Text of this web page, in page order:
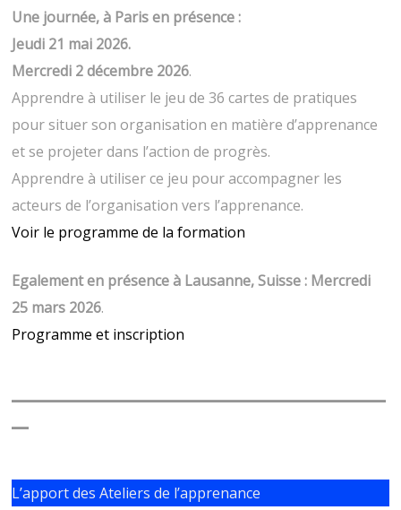
Une journée, à Paris en présence :
Jeudi 21 mai 2026.
Mercredi 2 décembre 2026.
Apprendre à utiliser le jeu de 36 cartes de pratiques
pour situer son organisation en matière d’apprenance
et se projeter dans l’action de progrès.
Apprendre à utiliser ce jeu pour accompagner les
acteurs de l’organisation vers l’apprenance.
Voir le programme de la formation
Egalement en présence à Lausanne, Suisse : Mercredi
25 mars 2026.
Programme et inscription
_
L’apport des Ateliers de l’apprenance